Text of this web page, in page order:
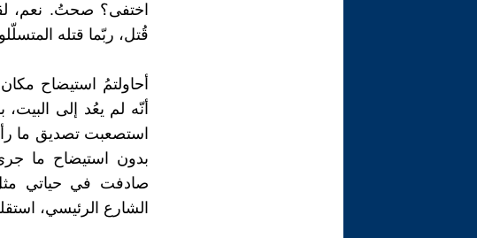
اختفى؟ صحتُ. نعم،
قُتل، ربّما قتله
أحاولتمُ استيضاح
أنّه لم يعُد إلى البيت،
استصعبت تصديق ما
بدون استيضاح ما
صادفت في حياتي
الشارع الرئيسي،